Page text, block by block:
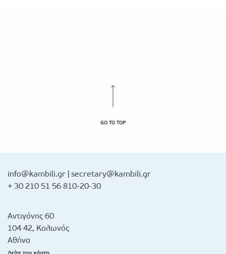
GO TO TOP
info@kambili.gr secretary@kambili.gr
+ 30 210 51 56 810-20-30
Αντιγόνης 60
104 42, Κολωνός
Αθήνα